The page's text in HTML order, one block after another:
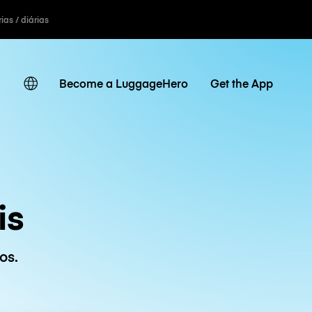
/ diárias
Become a LuggageHero Get the App